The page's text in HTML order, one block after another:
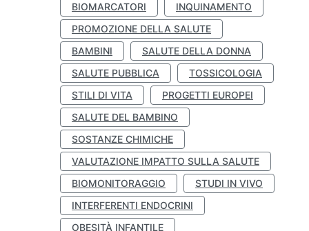
BIOMARCATORI
INQUINAMENTO
PROMOZIONE DELLA SALUTE
BAMBINI
SALUTE DELLA DONNA
SALUTE PUBBLICA
TOSSICOLOGIA
STILI DI VITA
PROGETTI EUROPEI
SALUTE DEL BAMBINO
SOSTANZE CHIMICHE
VALUTAZIONE IMPATTO SULLA SALUTE
BIOMONITORAGGIO
STUDI IN VIVO
INTERFERENTI ENDOCRINI
OBESITÀ INFANTILE